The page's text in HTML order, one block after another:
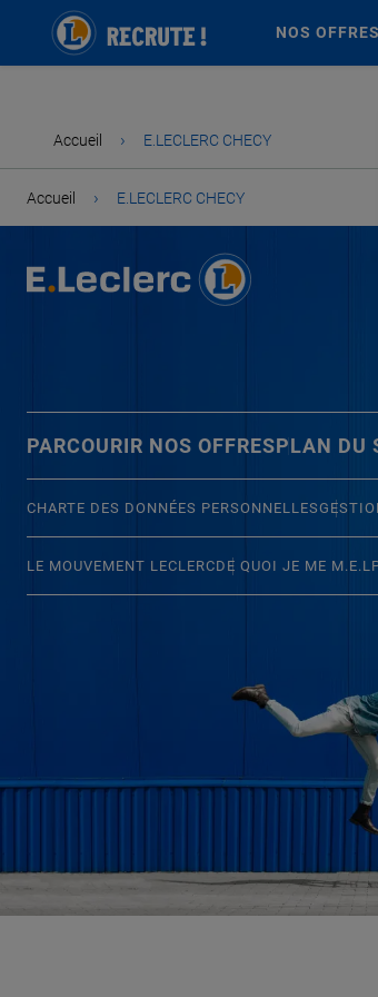
NOS OFFRES
Accueil › E.LECLERC CHECY
Accueil › E.LECLERC CHECY
PARCOURIR NOS OFFRESPLAN DU
CHARTE DES DONNÉES PERSONNELLES
LE MOUVEMENT LECLERCDE QUOI JE ME M.E.L